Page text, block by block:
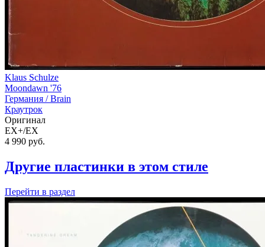
Klaus Schulze
Moondawn '76
Германия /Brain
Краутрок
Оригинал
EX+/EX
4 990 руб.
Другие пластинки в этом стиле
Перейти в раздел